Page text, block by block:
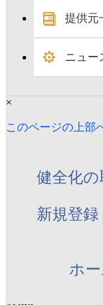
提供元
ニュー
×
このページの上部
健全化
新規登録
ホ